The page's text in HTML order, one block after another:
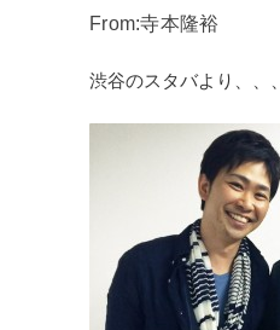
From:寺本隆裕
渋谷のスタバより、、、